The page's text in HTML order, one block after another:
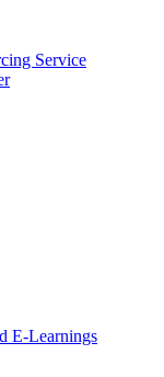
Service
E-Learnings